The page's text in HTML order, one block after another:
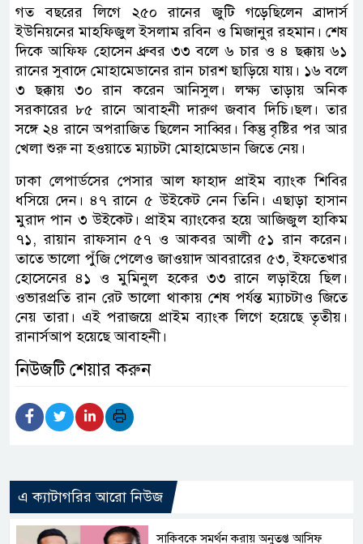
গত বছরের লিগে ২৫০ রানের জুটি গড়েছিলেন ব্রাদার্স
ইউনিয়নের মাহফিজুল ইসলাম রবিন ও মিজানুর রহমান। শেষ
দিকে আফিফ হোসেন ধ্রুবর ৩৩ বলে ৬ চার ও ৪ ছক্কায় ৬১
রানের সুবাদে মোহামেডানের রান চারশ ছাড়িয়ে যায়। ১৬ বলে
৩ ছক্কায় ৩০ রান করেন আনিসুল। লক্ষ্য তাড়ায় অনিক
সরকারের ৮৫ রানে আবাহনী দারুণ জবাব দিচি।ছল। তার
সঙ্গে ২৪ রানে অপরাজিত ছিলেন সাব্বির। কিন্তু বৃষ্টির পর আর
খেলা শুরু না হওয়াতে ম্যাচটা মোহামেডান জিতে নেয়।
ঢাকা লেপার্ডসের পেসার আল ফাহাদ প্রাইম ব্যাংক শিবির
ধসিয়ে দেন। ৪৭ রানে ৫ উইকেট নেন তিনি। এছাড়া হাসান
মুরাদ পান ৩ উইকেট। প্রাইম ব্যাংকের হয়ে আজিজুল হাকিম
৭১, রায়ান রাফসান ৫৭ ও আকবর আলী ৫১ রান করেন।
তাতে ভালো পুঁজি পেলেও জাওয়াদ আবরারের ৫৩, ইফতেখার
হোসেনের ৪১ ও মুমিনুল হকের ৩৩ রানে লড়াইয়ে ছিল।
ওভারপ্রতি রান রেট ভালো থাকায় শেষ পর্যন্ত ম্যাচটাও জিতে
নেয় তারা। এই পরাজয়ে প্রাইম ব্যাংক লিগে হয়েছে তৃতীয়।
রানার্সআপ হয়েছে আবাহনী।
নিউজটি শেয়ার করুন
এ ক্যাটাগরির আরো নিউজ
সাকিবকে সমর্থন করায় অনুতপ্ত আসিফ